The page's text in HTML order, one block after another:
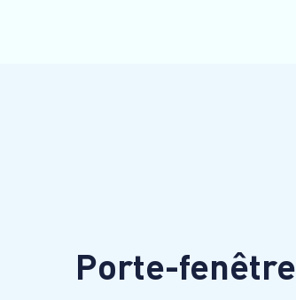
Porte-fenêtre